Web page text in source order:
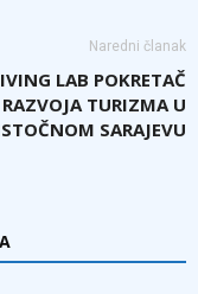
Naredni članak
LAB POKRETAČ
RAZVOJA TURIZMA U
SARAJEVU